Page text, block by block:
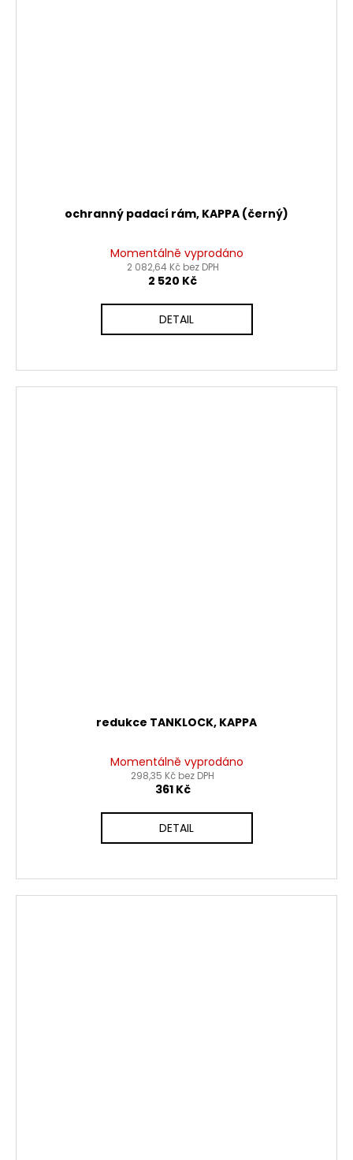
ochranný padací rám, KAPPA (černý)
Momentálně vyprodáno
2 082,64 Kč bez DPH
2 520 Kč
DETAIL
redukce TANKLOCK, KAPPA
Momentálně vyprodáno
298,35 Kč bez DPH
361 Kč
DETAIL